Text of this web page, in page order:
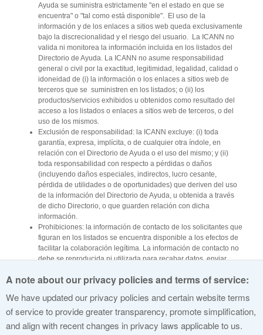
Ayuda se suministra estrictamente "en el estado en que se
encuentra" o "tal como está disponible". El uso de la
información y de los enlaces a sitios web queda exclusivamente
bajo la discrecionalidad y el riesgo del usuario. La ICANN no
valida ni monitorea la información incluida en los listados del
Directorio de Ayuda. La ICANN no asume responsabilidad
general o civil por la exactitud, legitimidad, legalidad, calidad o
idoneidad de (i) la información o los enlaces a sitios web de
terceros que se suministren en los listados; o (ii) los
productos/servicios exhibidos u obtenidos como resultado del
acceso a los listados o enlaces a sitios web de terceros, o del
uso de los mismos.
Exclusión de responsabilidad: la ICANN excluye: (i) toda
garantía, expresa, implícita, o de cualquier otra índole, en
relación con el Directorio de Ayuda o el uso del mismo; y (ii)
toda responsabilidad con respecto a pérdidas o daños
(incluyendo daños especiales, indirectos, lucro cesante,
pérdida de utilidades o de oportunidades) que deriven del uso
de la información del Directorio de Ayuda, u obtenida a través
de dicho Directorio, o que guarden relación con dicha
información.
Prohibiciones: la información de contacto de los solicitantes que
figuran en los listados se encuentra disponible a los efectos de
facilitar la colaboración legítima. La información de contacto no
debe se reproducida ni utilizada para recabar datos, enviar
o establecer contactos no autorizados.
actualizar listados dentro del Directorio de Ayuda se rigen por
términos y condiciones adicionales.
A note about our privacy policies and terms of service:
We have updated our privacy policies and certain website terms
of service to provide greater transparency, promote simplification,
and align with recent changes in privacy laws applicable to us.